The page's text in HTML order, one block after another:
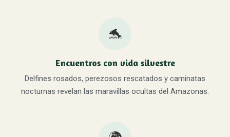
🐬
Encuentros con vida silvestre
Delfines rosados, perezosos rescatados y caminatas
nocturnas revelan las maravillas ocultas del Amazonas.